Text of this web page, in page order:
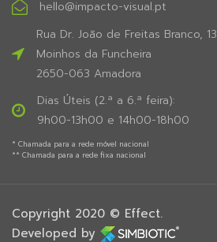
hello@impacto-visual.pt
Rua Dr. João de Freitas Branco, 13
Moinhos da Funcheira
2650-063 Amadora
Dias Úteis (2.ª a 6.ª feira):
9h00-13h00 e 14h00-18h00
* Chamada para a rede móvel nacional
** Chamada para a rede fixa nacional
Copyright 2020 © Effect.
Developed by